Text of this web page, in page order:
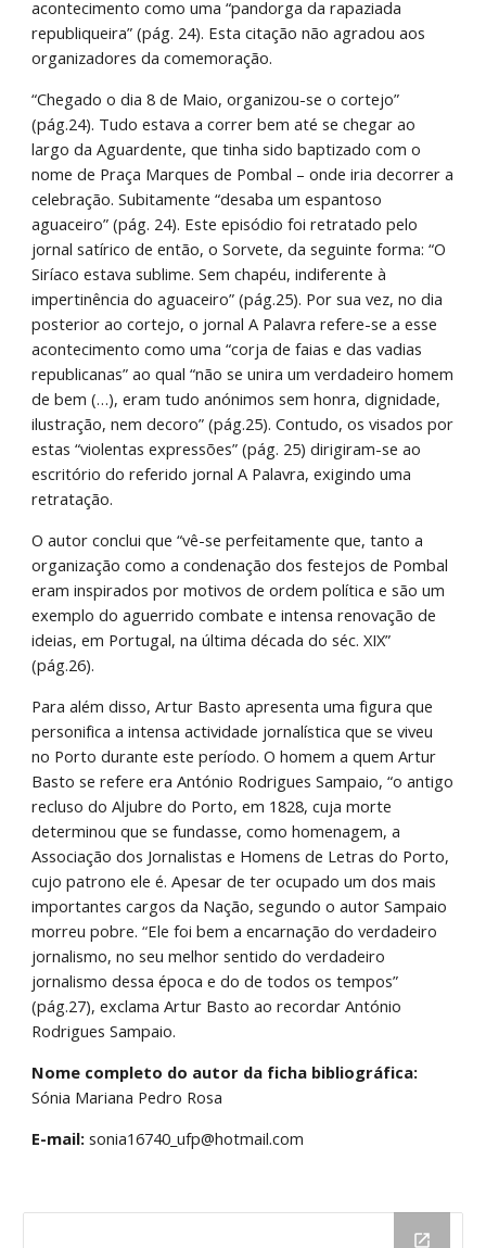
acontecimento como uma “pandorga da rapaziada
republiqueira” (pág. 24). Esta citação não agradou aos
organizadores da comemoração.
“Chegado o dia 8 de Maio, organizou-se o cortejo”
(pág.24). Tudo estava a correr bem até se chegar ao
largo da Aguardente, que tinha sido baptizado com o
nome de Praça Marques de Pombal – onde iria decorrer a
celebração. Subitamente “desaba um espantoso
aguaceiro” (pág. 24). Este episódio foi retratado pelo
jornal satírico de então, o Sorvete, da seguinte forma: “O
Siríaco estava sublime. Sem chapéu, indiferente à
impertinência do aguaceiro” (pág.25). Por sua vez, no dia
posterior ao cortejo, o jornal A Palavra refere-se a esse
acontecimento como uma “corja de faias e das vadias
republicanas” ao qual “não se unira um verdadeiro homem
de bem (…), eram tudo anónimos sem honra, dignidade,
ilustração, nem decoro” (pág.25). Contudo, os visados por
estas “violentas expressões” (pág. 25) dirigiram-se ao
escritório do referido jornal A Palavra, exigindo uma
retratação.
O autor conclui que “vê-se perfeitamente que, tanto a
organização como a condenação dos festejos de Pombal
eram inspirados por motivos de ordem política e são um
exemplo do aguerrido combate e intensa renovação de
ideias, em Portugal, na última década do séc. XIX”
(pág.26).
Para além disso, Artur Basto apresenta uma figura que
personifica a intensa actividade jornalística que se viveu
no Porto durante este período. O homem a quem Artur
Basto se refere era António Rodrigues Sampaio, “o antigo
recluso do Aljubre do Porto, em 1828, cuja morte
determinou que se fundasse, como homenagem, a
Associação dos Jornalistas e Homens de Letras do Porto,
cujo patrono ele é. Apesar de ter ocupado um dos mais
importantes cargos da Nação, segundo o autor Sampaio
morreu pobre. “Ele foi bem a encarnação do verdadeiro
jornalismo, no seu melhor sentido do verdadeiro
jornalismo dessa época e do de todos os tempos”
(pág.27), exclama Artur Basto ao recordar António
Rodrigues Sampaio.
Nome completo do autor da ficha bibliográfica:
Sónia Mariana Pedro Rosa
E-mail: sonia16740_ufp@hotmail.com